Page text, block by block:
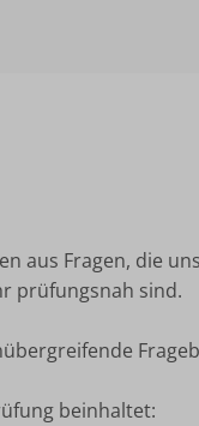
aus Fragen, die
prüfungsnah sind.
beinhaltet: